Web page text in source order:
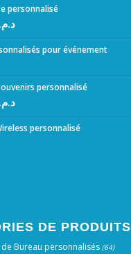
personnalisé
د.م.
pour événement
personnalisé
د.م.
personnalisé
DE PRODUITS
Bureau personnalisés (64)